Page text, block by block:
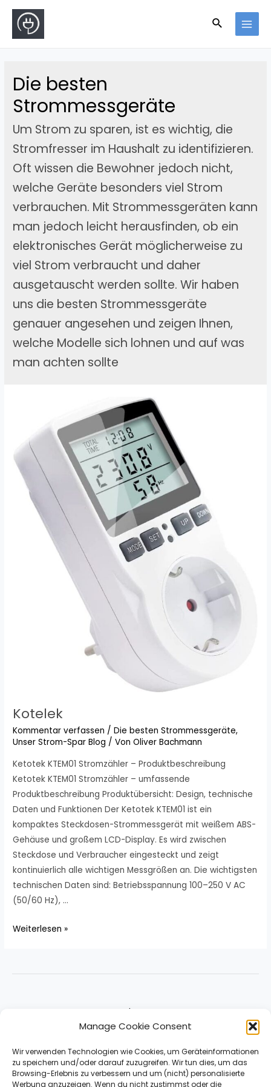
Manage Cookie Consent
Wir verwenden Technologien wie Cookies, um Geräteinformationen
zu speichern und/oder darauf zuzugreifen. Wir tun dies, um das
Browsing-Erlebnis zu verbessern und um (nicht) personalisierte
Werbung anzuzeigen. Wenn du nicht zustimmst oder die
Die besten
Strommessgeräte
Um Strom zu sparen, ist es wichtig, die
Stromfresser im Haushalt zu identifizieren.
Oft wissen die Bewohner jedoch nicht,
welche Geräte besonders viel Strom
verbrauchen. Mit Strommessgeräten kann
man jedoch leicht herausfinden, ob ein
elektronisches Gerät möglicherweise zu
viel Strom verbraucht und daher
ausgetauscht werden sollte. Wir haben
uns die besten Strommessgeräte
genauer angesehen und zeigen Ihnen,
welche Modelle sich lohnen und auf was
man achten sollte
Kotelek
Kommentar verfassen /Die besten Strommessgeräte,
Unser Strom-Spar Blog / VonOliver Bachmann
Ketotek KTEM01 Stromzähler – Produktbeschreibung
Ketotek KTEM01 Stromzähler – umfassende
Produktbeschreibung Produktübersicht: Design, technische
Daten und Funktionen Der Ketotek KTEM01 ist ein
kompaktes Steckdosen-Strommessgerät mit weißem ABS-
Gehäuse und großem LCD-Display. Es wird zwischen
Steckdose und Verbraucher eingesteckt und zeigt
kontinuierlich alle wichtigen Messgrößen an. Die wichtigsten
technischen Daten sind: Betriebsspannung 100–250 V AC
(50/60 Hz), …
Weiterlesen »
About
Impressum & Contact